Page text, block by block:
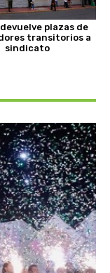
plazas de
transitorios a
sindicato